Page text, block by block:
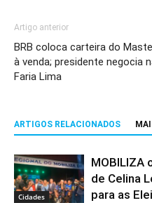
Artigo anterior
BRB coloca carteira do
à venda; presidente negocia
Faria Lima
ARTIGOS RELACIONADOS
Cidades
MOBILIZA
de Celina
para as